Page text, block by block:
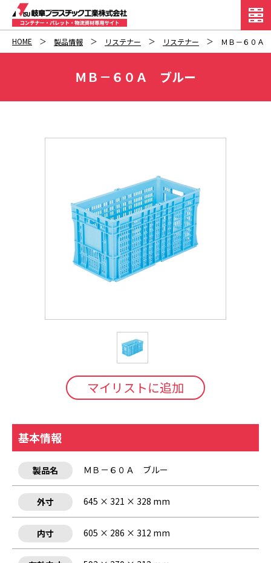
HOME 製品情報 リステナー リステナー ＭＢ－６０Ａ
ＭＢ－６０Ａ ブルー
マイリストに追加
基本情報
製品名 ＭＢ－６０Ａ ブルー
外寸 645 × 321 × 328 mm
内寸 605 × 286 × 312 mm